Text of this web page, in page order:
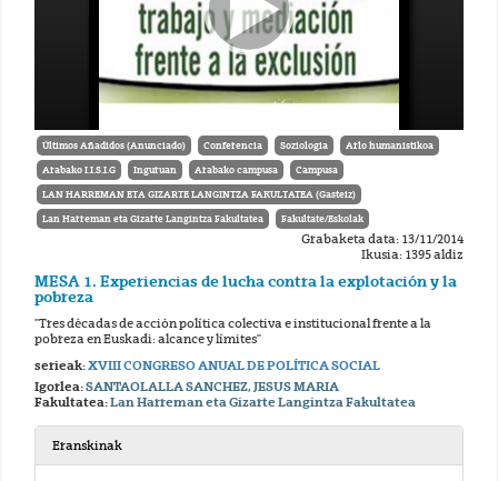
Últimos Añadidos (Anunciado) Conferencia Soziologia Arlo humanistikoa
Arabako I.I.S.I.G Inguruan Arabako campusa Campusa
LAN HARREMAN ETA GIZARTE LANGINTZA FAKULTATEA (Gasteiz)
Lan Harreman eta Gizarte Langintza Fakultatea Fakultate/Eskolak
Grabaketa data: 13/11/2014
Ikusia: 1395 aldiz
MESA 1. Experiencias de lucha contra la explotación y la
pobreza
"Tres décadas de acción política colectiva e institucional frente a la
pobreza en Euskadi: alcance y límites"
serieak:XVIII CONGRESO ANUAL DE POLÍTICA SOCIAL
Igorlea:SANTAOLALLA SANCHEZ, JESUS MARIA
Fakultatea:Lan Harreman eta Gizarte Langintza Fakultatea
Eranskinak